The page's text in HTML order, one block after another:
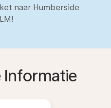
naar Humberside
Informatie